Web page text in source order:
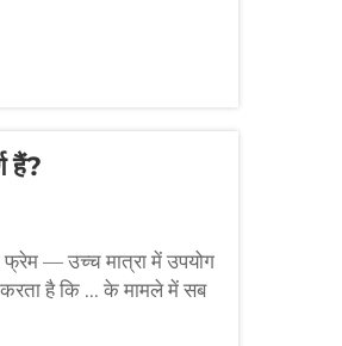
हैं?
फ्रेम — उच्च मात्रा में उपयोग
करता है कि ... के मामले में सब